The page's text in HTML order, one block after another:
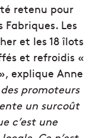
retenu pour
Les
et les 18 îlots
et refroidis «
explique Anne
promoteurs
un surcoût
c’est une